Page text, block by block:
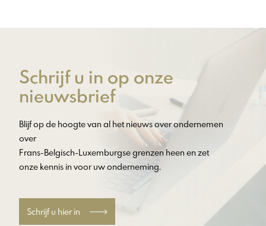
Schrijf u in op onze
nieuwsbrief
Blijf op de hoogte van al het nieuws over ondernemen
over
Frans-Belgisch-Luxemburgse grenzen heen en zet
onze kennis in voor uw onderneming.
Schrijf u hier in